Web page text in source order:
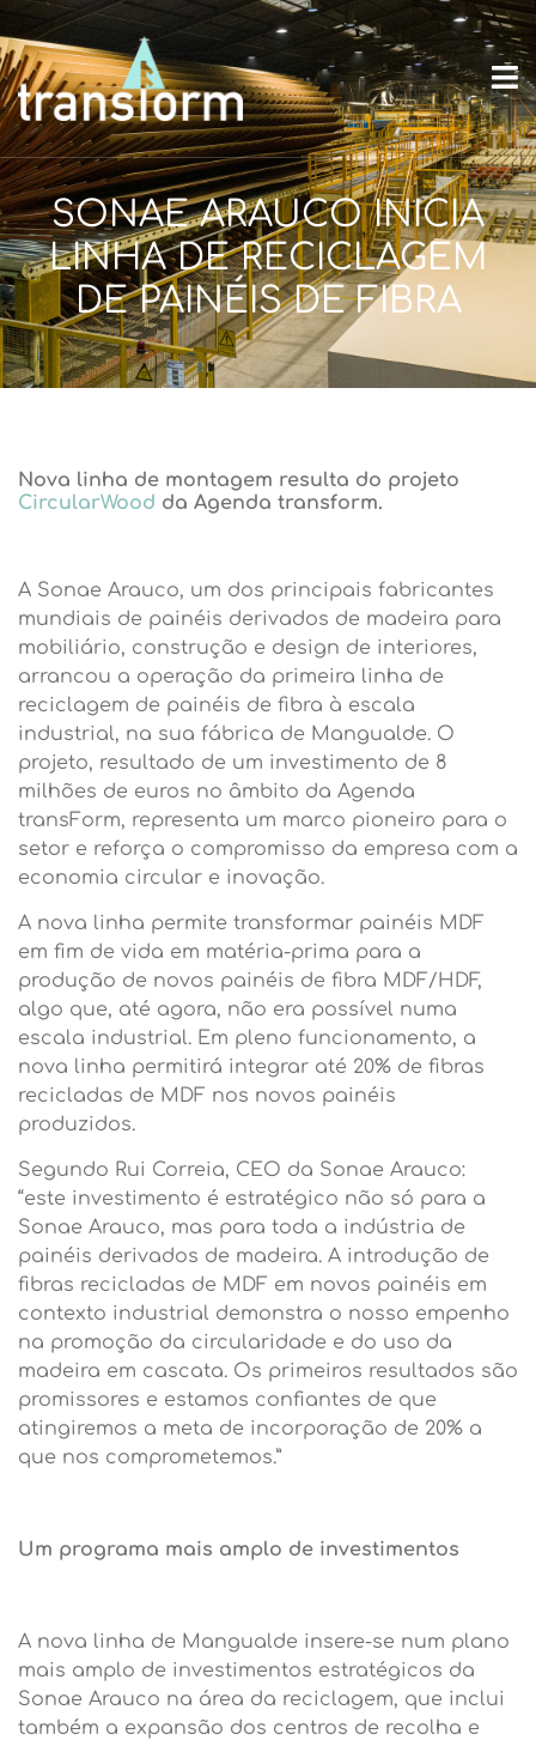
SONAE ARAUCO INICIA
LINHA DE RECICLAGEM
DE PAINÉIS DE FIBRA
Nova linha de montagem resulta do projeto
CircularWood da Agenda transform.
A Sonae Arauco, um dos principais fabricantes
mundiais de painéis derivados de madeira para
mobiliário, construção e design de interiores,
arrancou a operação da primeira linha de
reciclagem de painéis de fibra à escala
industrial, na sua fábrica de Mangualde. O
projeto, resultado de um investimento de 8
milhões de euros no âmbito da Agenda
transForm, representa um marco pioneiro para o
setor e reforça o compromisso da empresa com a
economia circular e inovação.
A nova linha permite transformar painéis MDF
em fim de vida em matéria-prima para a
produção de novos painéis de fibra MDF/HDF,
algo que, até agora, não era possível numa
escala industrial. Em pleno funcionamento, a
nova linha permitirá integrar até 20% de fibras
recicladas de MDF nos novos painéis
produzidos.
Segundo Rui Correia, CEO da Sonae Arauco:
“este investimento é estratégico não só para a
Sonae Arauco, mas para toda a indústria de
painéis derivados de madeira. A introdução de
fibras recicladas de MDF em novos painéis em
contexto industrial demonstra o nosso empenho
na promoção da circularidade e do uso da
madeira em cascata. Os primeiros resultados são
promissores e estamos confiantes de que
atingiremos a meta de incorporação de 20% a
que nos comprometemos.”
Um programa mais amplo de investimentos
A nova linha de Mangualde insere-se num plano
mais amplo de investimentos estratégicos da
Sonae Arauco na área da reciclagem, que inclui
também a expansão dos centros de recolha e